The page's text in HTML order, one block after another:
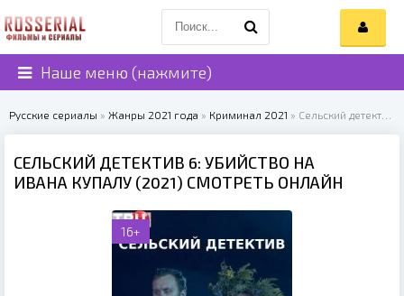
Наше меню (нажмите)
Русские сериалы » Жанры 2021 года » Криминал 2021 » Сельский детектив 6: Убийство на Ивана Купалу (2021)
СЕЛЬСКИЙ ДЕТЕКТИВ 6: УБИЙСТВО НА
ИВАНА КУПАЛУ (2021) СМОТРЕТЬ ОНЛАЙН
16+